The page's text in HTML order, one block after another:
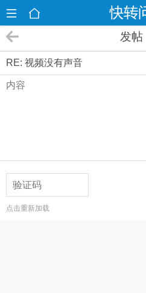
发帖
RE: 视频没有声音
点击重新加载